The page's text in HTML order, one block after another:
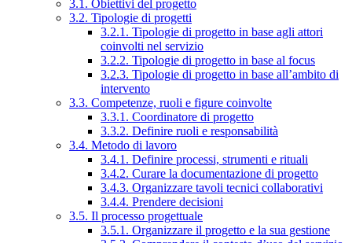
3.1. Obiettivi del progetto
3.2. Tipologie di progetti
3.2.1. Tipologie di progetto in base agli attori
coinvolti nel servizio
3.2.2. Tipologie di progetto in base al focus
3.2.3. Tipologie di progetto in base all’ambito di
intervento
3.3. Competenze, ruoli e figure coinvolte
3.3.1. Coordinatore di progetto
3.3.2. Definire ruoli e responsabilità
3.4. Metodo di lavoro
3.4.1. Definire processi, strumenti e rituali
3.4.2. Curare la documentazione di progetto
3.4.3. Organizzare tavoli tecnici collaborativi
3.4.4. Prendere decisioni
3.5. Il processo progettuale
3.5.1. Organizzare il progetto e la sua gestione